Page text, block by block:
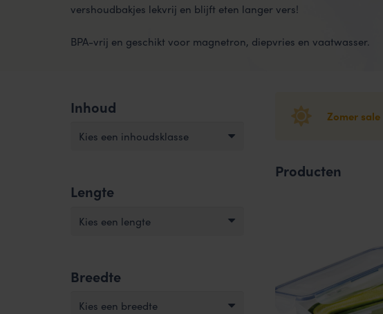
vershoudbakjes lekvrij en blijft eten langer vers!
BPA-vrij en geschikt voor magnetron, diepvries en vaatwasser.
Inhoud
Kies een inhoudsklasse
Lengte
Kies een lengte
Breedte
Kies een breedte
Zomer sale
Producten